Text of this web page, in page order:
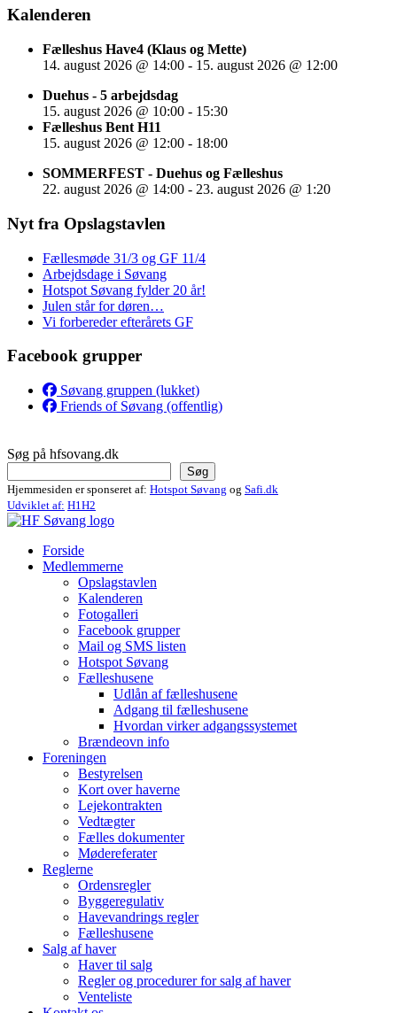
Kalenderen
Fælleshus Have4 (Klaus og Mette)
14. august 2026 @ 14:00 - 15. august 2026 @ 12:00
Duehus - 5 arbejdsdag
15. august 2026 @ 10:00 - 15:30
Fælleshus Bent H11
15. august 2026 @ 12:00 - 18:00
SOMMERFEST - Duehus og Fælleshus
22. august 2026 @ 14:00 - 23. august 2026 @ 1:20
Nyt fra Opslagstavlen
Fællesmøde 31/3 og GF 11/4
Arbejdsdage i Søvang
Hotspot Søvang fylder 20 år!
Julen står for døren…
Vi forbereder efterårets GF
Facebook grupper
Søvang gruppen (lukket)
Friends of Søvang (offentlig)
Søg på hfsovang.dk
Søg
Hjemmesiden er sponseret af: Hotspot Søvang og Safi.dk
Udviklet af: H1H2
Forside
Medlemmerne
Opslagstavlen
Kalenderen
Fotogalleri
Facebook grupper
Mail og SMS listen
Hotspot Søvang
Fælleshusene
Udlån af fælleshusene
Adgang til fælleshusene
Hvordan virker adgangssystemet
Brændeovn info
Foreningen
Bestyrelsen
Kort over haverne
Lejekontrakten
Vedtægter
Fælles dokumenter
Mødereferater
Reglerne
Ordensregler
Byggeregulativ
Havevandrings regler
Fælleshusene
Salg af haver
Haver til salg
Regler og procedurer for salg af haver
Venteliste